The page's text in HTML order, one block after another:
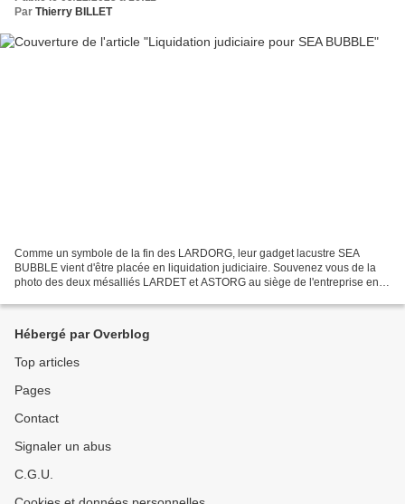
Par Thierry BILLET
Comme un symbole de la fin des LARDORG, leur gadget lacustre SEA
BUBBLE vient d'être placée en liquidation judiciaire. Souvenez vous de la
photo des deux mésalliés LARDET et ASTORG au siège de l'entreprise en
Hébergé par Overblog
Top articles
Pages
Contact
Signaler un abus
C.G.U.